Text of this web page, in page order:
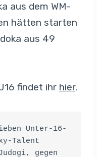
aus dem WM-
hätten starten
aus 49
findet ihr hier.
Unter-16-
Talent
gegen